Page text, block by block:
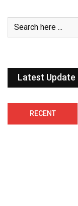
Latest Update
RECENT